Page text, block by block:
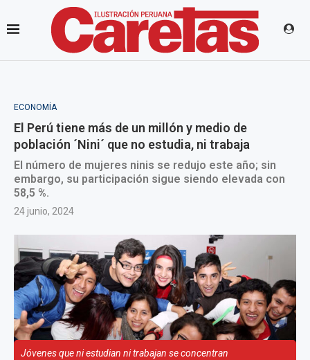
ECONOMÍA
El Perú tiene más de un millón y medio de
población ´Nini´ que no estudia, ni trabaja
El número de mujeres ninis se redujo este año; sin
embargo, su participación sigue siendo elevada con
58,5 %.
24 junio, 2024
Jóvenes que ni estudian ni trabajan se concentran